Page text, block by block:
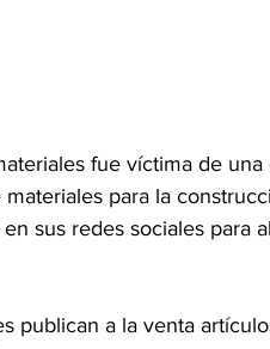
fue víctima de una
para la
sus redes sociales para
publican a la venta